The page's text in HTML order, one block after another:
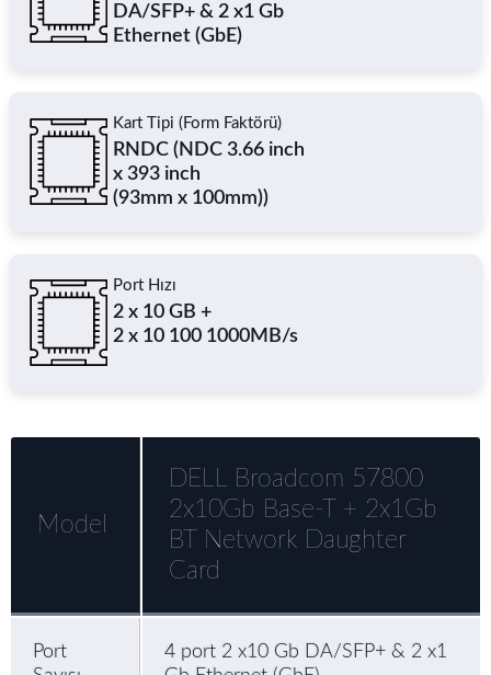
DA/SFP+ & 2 x1 Gb
Ethernet (GbE)
Kart Tipi (Form Faktörü)
RNDC (NDC 3.66 inch
x 393 inch
(93mm x 100mm))
Port Hızı
2 x 10 GB +
2 x 10 100 1000MB/s
Model
DELL Broadcom 57800
2x10Gb Base-T + 2x1Gb
BT Network Daughter
Card
Port
4 port 2 x10 Gb DA/SFP+ & 2 x1